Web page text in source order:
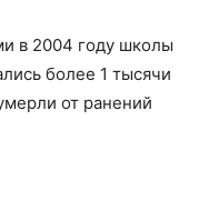
в 2004 году школы
более 1 тысячи
от ранений